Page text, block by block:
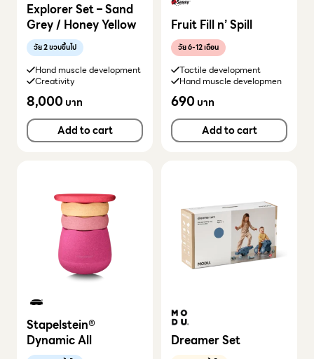
Explorer Set – Sand
Grey / Honey Yellow
วัย 2 ขวบขึ้นไป
Hand muscle development
Creativity
8,000บาท
Add to cart
Fruit Fill n’ Spill
วัย 6-12 เดือน
Tactile development
Hand muscle developmen
690บาท
Add to cart
Stapelstein®
Dynamic All
Dreamer Set